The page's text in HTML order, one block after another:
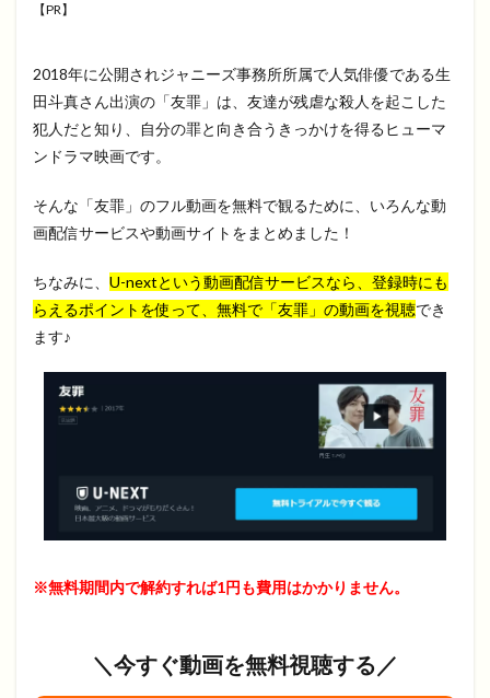
【PR】
2018年に公開されジャニーズ事務所所属で人気俳優である生
田斗真さん出演の「友罪」は、友達が残虐な殺人を起こした
犯人だと知り、自分の罪と向き合うきっかけを得るヒューマ
ンドラマ映画です。
そんな「友罪」のフル動画を無料で観るために、いろんな動
画配信サービスや動画サイトをまとめました！
ちなみに、 U-nextという動画配信サービスなら、登録時にも
らえるポイントを使って、無料で「友罪」の動画を視聴でき
ます♪
※無料期間内で解約すれば1円も費用はかかりません。
＼今すぐ動画を無料視聴する／